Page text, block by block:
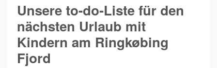
Unsere to-do-Liste für den
nächsten Urlaub mit
Kindern am Ringkøbing
Fjord